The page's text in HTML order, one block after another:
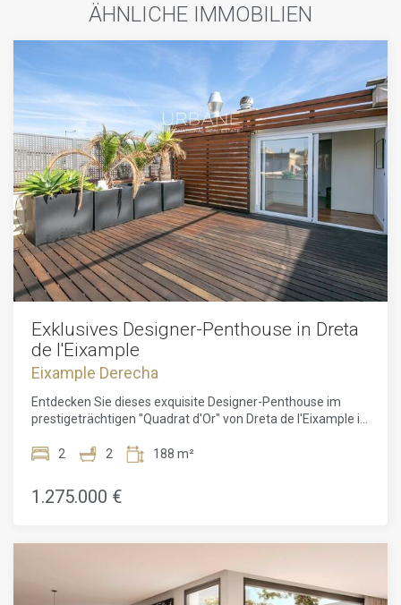
ÄHNLICHE IMMOBILIEN
Exklusives Designer-Penthouse in Dreta
de l'Eixample
Eixample Derecha
Entdecken Sie dieses exquisite Designer-Penthouse im
prestigeträchtigen "Quadrat d'Or" von Dreta de l'Eixample in
einem historischen Gebäude von 1900, das 1997 renoviert
fünfstöckigen Gebäude, das sich in einer vollständig
fußgängerfreundlichen Straße befindet. Mit einer Fläche
Komfort zu gewährleisten. Der Eingang enthüllt einen
eleganten Flur und ein Gäste-WC, das zum Nachtbereich mit
2 2 188 m²
1.275.000 €